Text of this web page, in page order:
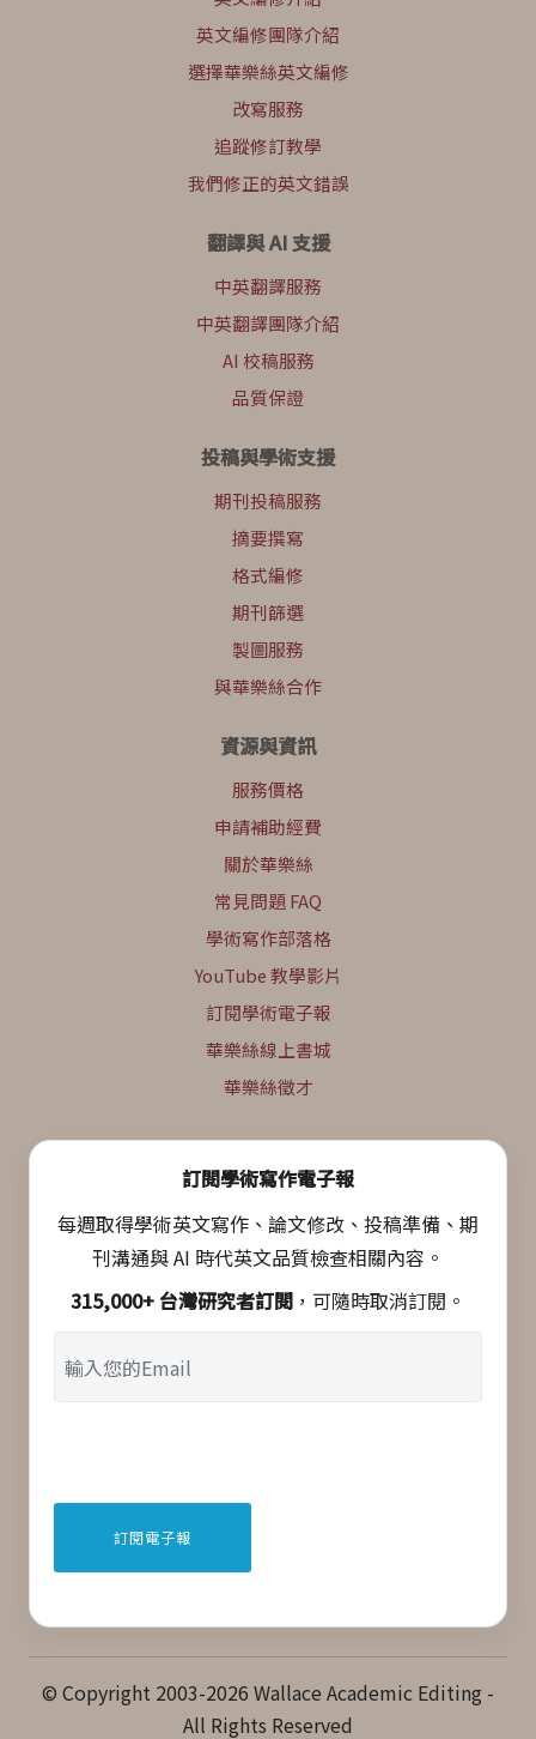
英文編修團隊介紹
選擇華樂絲英文編修
改寫服務
追蹤修訂教學
我們修正的英文錯誤
翻譯與 AI 支援
中英翻譯服務
中英翻譯團隊介紹
AI 校稿服務
品質保證
投稿與學術支援
期刊投稿服務
摘要撰寫
格式編修
期刊篩選
製圖服務
與華樂絲合作
資源與資訊
服務價格
申請補助經費
關於華樂絲
常見問題 FAQ
學術寫作部落格
YouTube 教學影片
訂閱學術電子報
華樂絲線上書城
華樂絲徵才
訂閱學術寫作電子報
每週取得學術英文寫作、論文修改、投稿準備、期
刊溝通與 AI 時代英文品質檢查相關內容。
315,000+ 台灣研究者訂閱 ，可隨時取消訂閱。
© Copyright 2003-2026 Wallace Academic Editing -
All Rights Reserved